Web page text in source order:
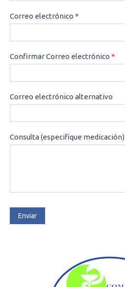
Correo electrónico *
Confirmar Correo electrónico *
Correo electrónico alternativo
Consulta (especifique medicación)
Enviar